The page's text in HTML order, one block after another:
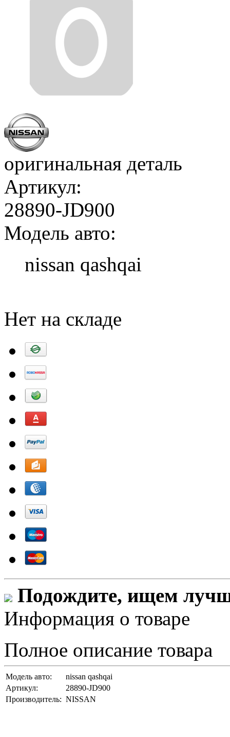
оригинальная деталь
Артикул:
28890-JD900
Модель авто:
nissan qashqai
Нет на складе
Подождите, ищем
Информация о товаре
Полное описание товара
Модель авто:
nissan qashqai
Артикул:
28890-JD900
Производитель: NISSAN